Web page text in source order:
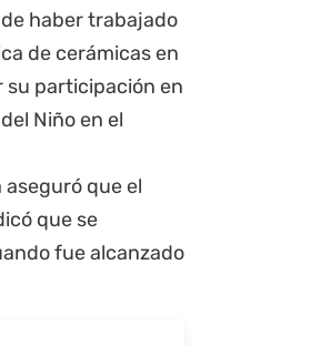
de haber trabajado
de cerámicas en
su participación en
Niño en el
que el
que se
fue alcanzado